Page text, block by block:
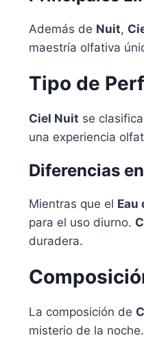
Además de Nuit,
maestría olfativa
Tipo de
Ciel Nuit se
una experiencia
Diferencias
Mientras que el Eau
para el uso diurno.
duradera.
La composición de
misterio de la noche.